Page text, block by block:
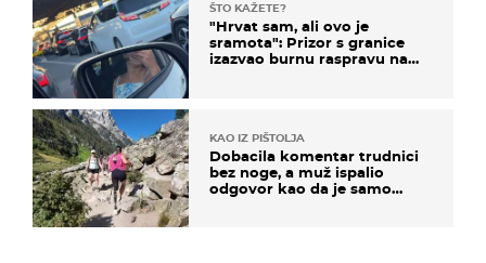
ŠTO KAŽETE?
"Hrvat sam, ali ovo je
sramota": Prizor s granice
izazvao burnu raspravu na
KAO IZ PIŠTOLJA
Dobacila komentar trudnici
bez noge, a muž ispalio
odgovor kao da je samo